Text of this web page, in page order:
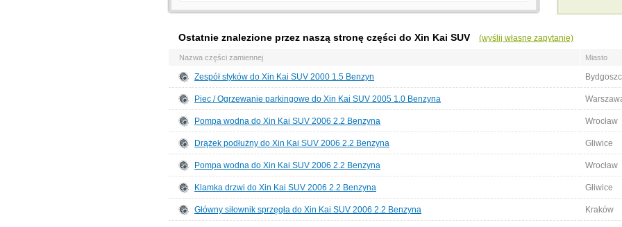
Ostatnie znalezione przez naszą stronę części do Xin Kai SUV (wyślij własne zapytanie)
Nazwa części zamiennej Miasto
Zespół styków do Xin Kai SUV 2000 1.5 Benzyn
Piec / Ogrzewanie parkingowe do Xin Kai SUV 2005 1.0 Benzyna
Pompa wodna do Xin Kai SUV 2006 2.2 Benzyna Wrocław
Drążek podłużny do Xin Kai SUV 2006 2.2 Benzyna Gliwice
Pompa wodna do Xin Kai SUV 2006 2.2 Benzyna Wrocław
Klamka drzwi do Xin Kai SUV 2006 2.2 Benzyna Gliwice
Główny siłownik sprzęgła do Xin Kai SUV 2006 2.2 Benzyna Kraków